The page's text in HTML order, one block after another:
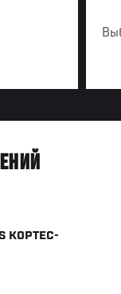
КОРТЕС-